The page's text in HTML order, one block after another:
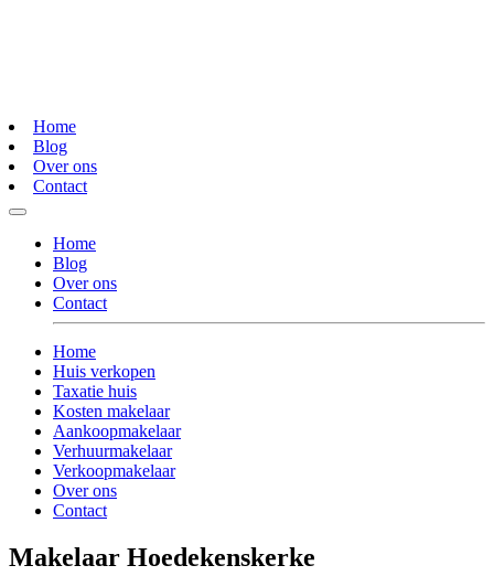
Home
Blog
Over ons
Contact
Home
Blog
Over ons
Contact
Home
Huis verkopen
Taxatie huis
Kosten makelaar
Aankoopmakelaar
Verhuurmakelaar
Verkoopmakelaar
Over ons
Contact
Makelaar Hoedekenskerke